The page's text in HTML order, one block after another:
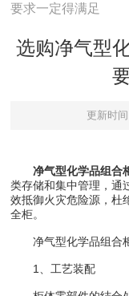
要求一定得满足
选购净气型
更新时
净气型化学品组合
类存储和集中管理，通
效抵御火灾危险源，杜
全柜。
净气型化学品组合柜
1、工艺装配